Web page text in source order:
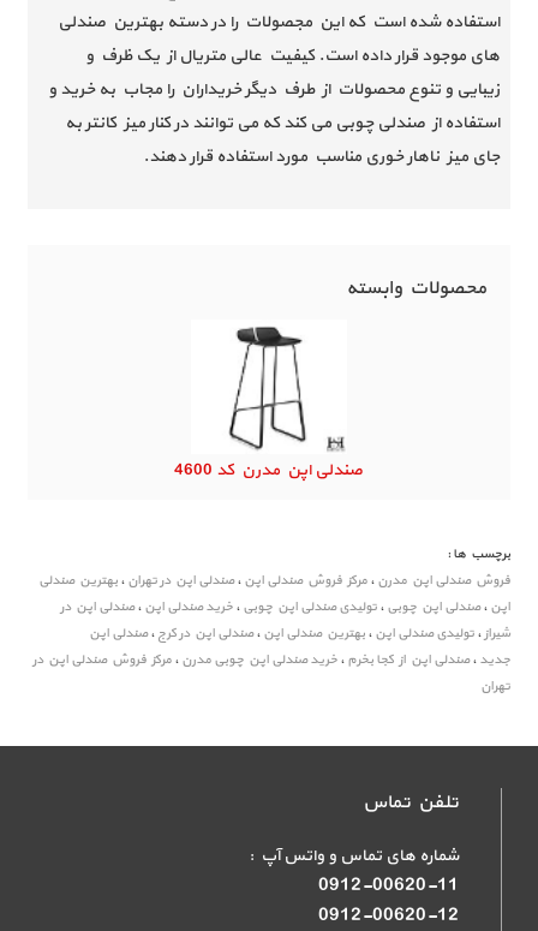
استفاده شده است که این مجصولات را در دسته بهترین صندلی
های موجود قرار داده است. کیفیت عالی متریال از یک ظرف و
زیبایی و تنوع محصولات از طرف دیگر خریداران را مجاب به خرید و
استفاده از صندلی چوبی می کند که می توانند در کنار میز کانتر به
جای میز ناهار خوری مناسب مورد استفاده قرار دهند.
محصولات وابسته
صندلی اپن مدرن کد 4600
برچسب ها :
فروش صندلی اپن مدرن،مرکز فروش صندلی اپن،صندلی اپن در تهران،بهترین صندلی
اپن،صندلی اپن چوبی،تولیدی صندلی اپن چوبی،خرید صندلی اپن،صندلی اپن در
شیراز،تولیدی صندلی اپن،بهترین صندلی اپن،صندلی اپن در کرج،صندلی اپن
جدید،صندلی اپن از کجا بخرم،خرید صندلی اپن چوبی مدرن،مرکز فروش صندلی اپن در
تهران
تلفن تماس
شماره های تماس و واتس آپ :
0912-00620-11
0912-00620-12